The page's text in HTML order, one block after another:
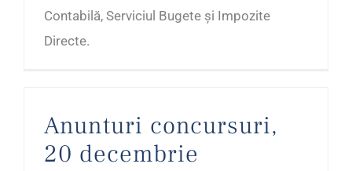
Contabilă, Serviciul Bugete și Impozite
Directe.
Anunturi concursuri,
20 decembrie